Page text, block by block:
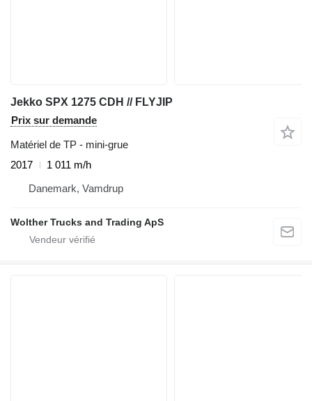
Jekko SPX 1275 CDH // FLYJIP
Prix sur demande
Matériel de TP - mini-grue
2017
1 011 m/h
Danemark, Vamdrup
Wolther Trucks and Trading ApS